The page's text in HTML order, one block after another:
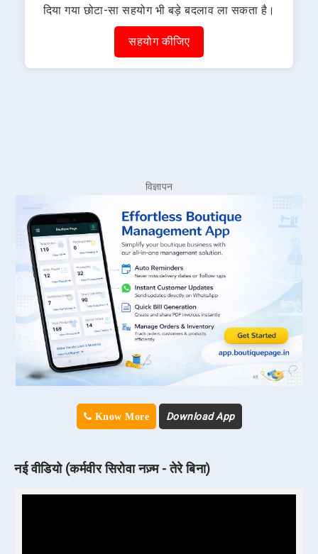
दिया गया छोटा-सा सहयोग भी बड़े बदलाव ला सकता है।
सहयोग कीजिए
विज्ञापन
Know More Download App
नई वीडियो (कर्मवीर सिरोवा नज़्म - तेरे बिना)